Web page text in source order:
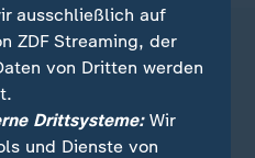
ausschließlich auf
ZDF Streaming, der
von Dritten werden
Drittsysteme:Wir
und Dienste von